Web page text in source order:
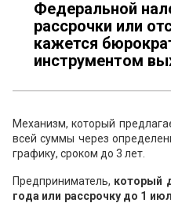
Федеральной
рассрочки или
кажется
инструментом
Механизм, который
всей суммы через
графику, сроком до 3 лет.
Предприниматель, который
года или рассрочку до 1